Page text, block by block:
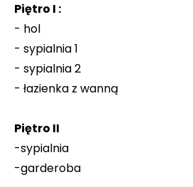
Piętro I :
- hol
- sypialnia 1
- sypialnia 2
- łazienka z wanną
Piętro II
-sypialnia
-garderoba